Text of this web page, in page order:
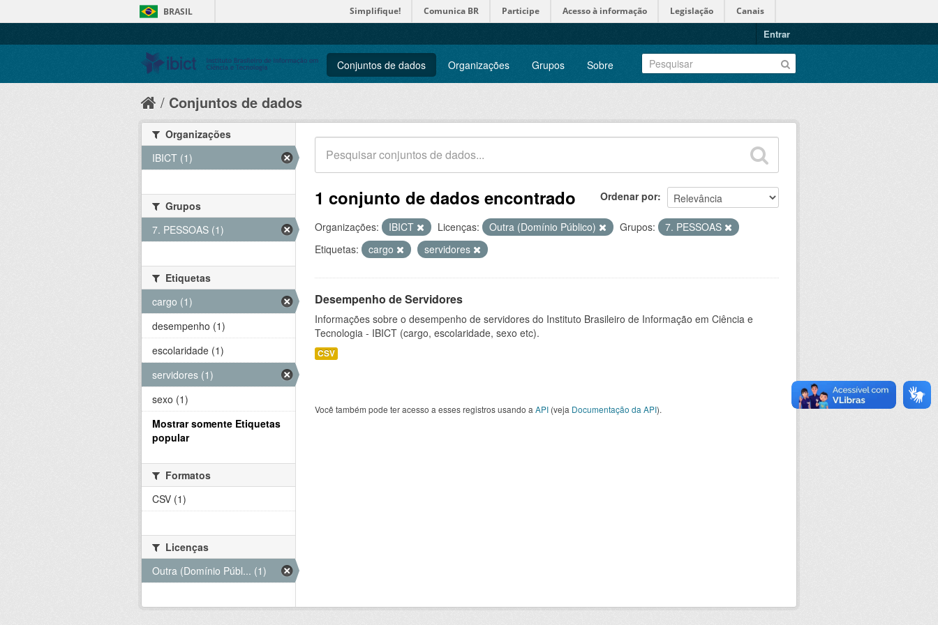
BRASIL Simplifique! Comunica BR Participe Acesso à informação Legislação Canais
Entrar
Conjuntos de dados Organizações Grupos Sobre
Conjuntos de dados
Ordenar por
1 conjunto de dados encontrado
Organizações: IBICT Licenças: Outra (Domínio Público) Grupos:
7. PESSOAS
Etiquetas:
cargo servidores
Desempenho de Servidores
Informações sobre o desempenho de servidores do Instituto Brasileiro de Informação em Ciência e
Tecnologia - IBICT (cargo, escolaridade, sexo etc).
CSV
Você também pode ter acesso a esses registros usando a API (veja Documentação da API).
Organizações
IBICT (1)
Grupos
7. PESSOAS (1)
Etiquetas
cargo (1)
desempenho (1)
escolaridade (1)
servidores (1)
sexo (1)
Mostrar somente Etiquetas
popular
Formatos
CSV (1)
Licenças
Outra (Domínio Públ... (1)